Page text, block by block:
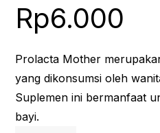
Rp6.000
Prolacta Mother
yang dikonsumsi oleh
Suplemen ini bermanfaat
bayi.